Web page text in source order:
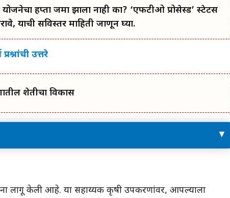
हप्ता जमा झाला नाही का? ‘एफटीओ प्रोसेस्ड’ स्टेटस
याची सविस्तर माहिती जाणून घ्या.
उत्तरे
शेतीचा विकास
लागू केली आहे. या सहाय्यक कृषी उपकरणांवर, आपल्याला